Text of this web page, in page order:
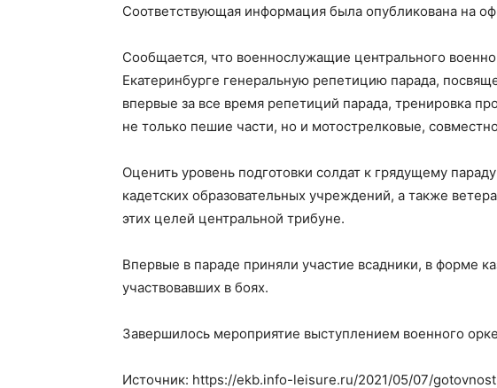
Соответствующая информация была опубликована на
Сообщается, что военнослужащие центрального
Екатеринбурге генеральную репетицию парада,
впервые за все время репетиций парада, тренировка
не только пешие части, но и мотострелковые,
Оценить уровень подготовки солдат к грядущему
кадетских образовательных учреждений, а также
этих целей центральной трибуне.
Впервые в параде приняли участие всадники, в форме
участвовавших в боях.
Завершилось мероприятие выступлением военного
Источник: https://ekb.info-leisure.ru/2021/05/07/